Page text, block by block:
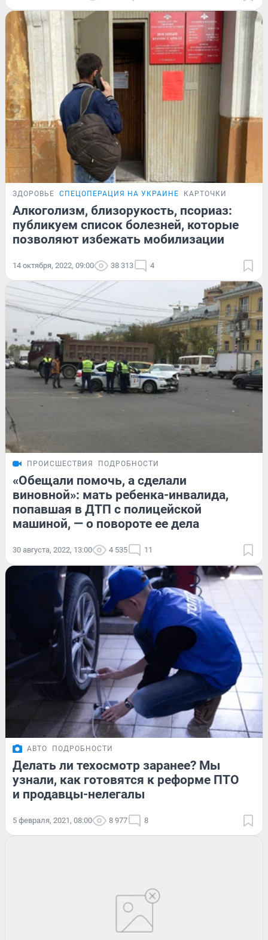
ЗДОРОВЬЕ СПЕЦОПЕРАЦИЯ НА УКРАИНЕ КАРТОЧКИ
Алкоголизм, близорукость, псориаз:
публикуем список болезней, которые
позволяют избежать мобилизации
14 октября, 2022, 09:00 38 313 4
ПРОИСШЕСТВИЯ ПОДРОБНОСТИ
«Обещали помочь, а сделали
виновной»: мать ребенка-инвалида,
попавшая в ДТП с полицейской
машиной, — о повороте ее дела
30 августа, 2022, 13:00 4 535 11
АВТО ПОДРОБНОСТИ
Делать ли техосмотр заранее? Мы
узнали, как готовятся к реформе ПТО
и продавцы-нелегалы
5 февраля, 2021, 08:00 8 977 8